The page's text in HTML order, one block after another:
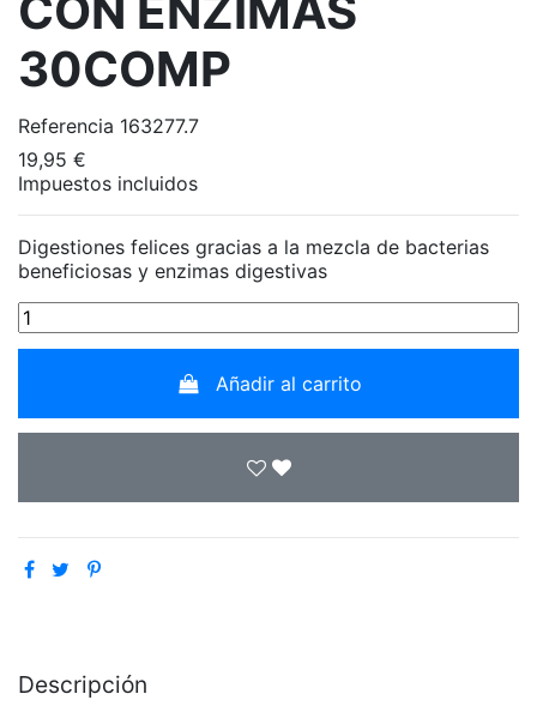
30COMP
Referencia 163277.7
19,95 €
Impuestos incluidos
Digestiones felices gracias a la mezcla de bacterias
beneficiosas y enzimas digestivas
Añadir al carrito
Descripción